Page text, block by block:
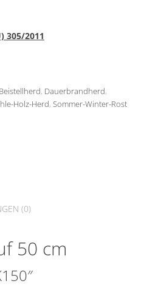
305/2011
Beistellherd, Dauerbrandherd,
Holz-Herd, Sommer-Winter-Rost
(0)
50 cm